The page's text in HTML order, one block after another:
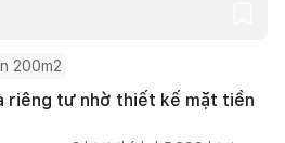
200m2
riêng tư nhờ thiết kế mặt tiền